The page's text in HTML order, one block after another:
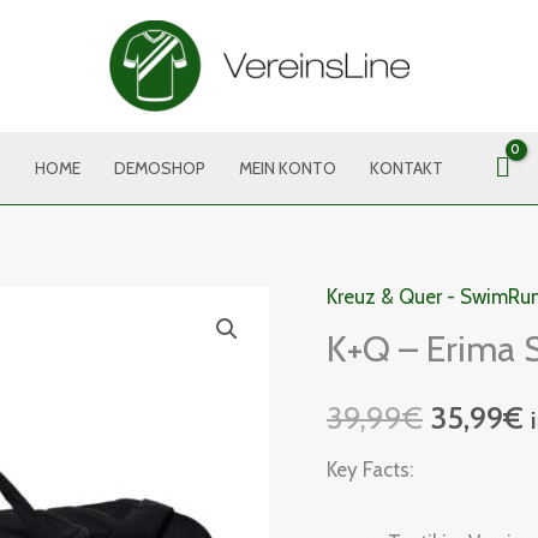
HOME DEMOSHOP MEIN KONTO KONTAKT
Kreuz & Quer -
K+Q – Erima
39,99€
Preis
war:
35,99€
Key Facts:
K+Q
-
Six